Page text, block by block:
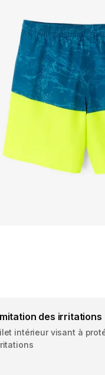
des irritations
intérieur visant à